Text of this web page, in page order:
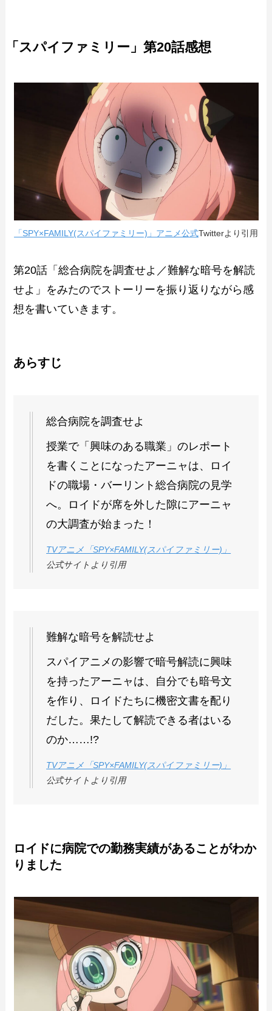
「スパイファミリー」第20話感想
「SPY×FAMILY(スパイファミリー)」アニメ公式Twitterより引用
第20話「総合病院を調査せよ／難解な暗号を解読
せよ」をみたのでストーリーを振り返りながら感
想を書いていきます。
あらすじ
総合病院を調査せよ
授業で「興味のある職業」のレポート
を書くことになったアーニャは、ロイ
ドの職場・バーリント総合病院の見学
へ。ロイドが席を外した隙にアーニャ
の大調査が始まった！
TVアニメ「SPY×FAMILY(スパイファミリー)」
公式サイトより引用
難解な暗号を解読せよ
スパイアニメの影響で暗号解読に興味
を持ったアーニャは、自分でも暗号文
を作り、ロイドたちに機密文書を配り
だした。果たして解読できる者はいる
のか……!?
TVアニメ「SPY×FAMILY(スパイファミリー)」
公式サイトより引用
ロイドに病院での勤務実績があることがわか
りました